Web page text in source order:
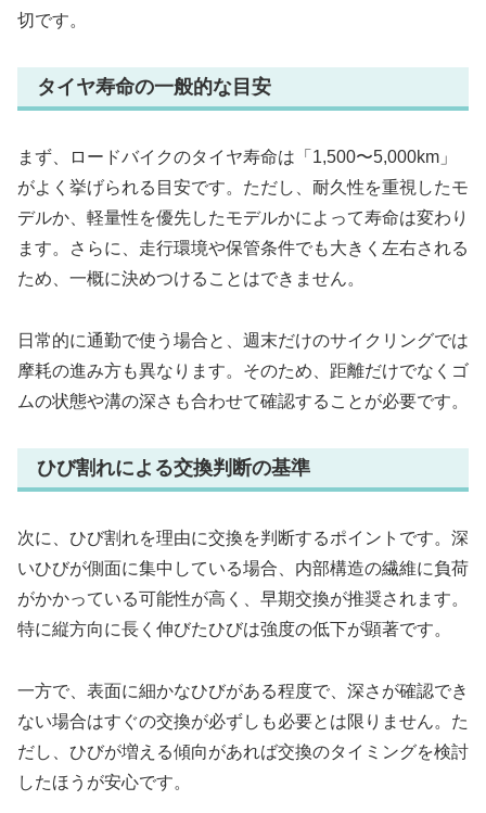
切です。
タイヤ寿命の一般的な目安
まず、ロードバイクのタイヤ寿命は「1,500〜5,000km」
がよく挙げられる目安です。ただし、耐久性を重視したモ
デルか、軽量性を優先したモデルかによって寿命は変わり
ます。さらに、走行環境や保管条件でも大きく左右される
ため、一概に決めつけることはできません。
日常的に通勤で使う場合と、週末だけのサイクリングでは
摩耗の進み方も異なります。そのため、距離だけでなくゴ
ムの状態や溝の深さも合わせて確認することが必要です。
ひび割れによる交換判断の基準
次に、ひび割れを理由に交換を判断するポイントです。深
いひびが側面に集中している場合、内部構造の繊維に負荷
がかかっている可能性が高く、早期交換が推奨されます。
特に縦方向に長く伸びたひびは強度の低下が顕著です。
一方で、表面に細かなひびがある程度で、深さが確認でき
ない場合はすぐの交換が必ずしも必要とは限りません。た
だし、ひびが増える傾向があれば交換のタイミングを検討
したほうが安心です。